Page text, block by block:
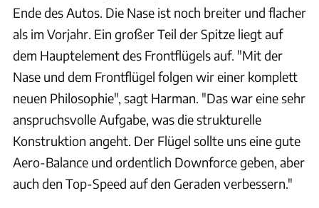
Ende des Autos. Die Nase ist noch breiter und flacher
als im Vorjahr. Ein großer Teil der Spitze liegt auf
dem Hauptelement des Frontflügels auf. "Mit der
Nase und dem Frontflügel folgen wir einer komplett
neuen Philosophie", sagt Harman. "Das war eine sehr
anspruchsvolle Aufgabe, was die strukturelle
Konstruktion angeht. Der Flügel sollte uns eine gute
Aero-Balance und ordentlich Downforce geben, aber
auch den Top-Speed auf den Geraden verbessern."